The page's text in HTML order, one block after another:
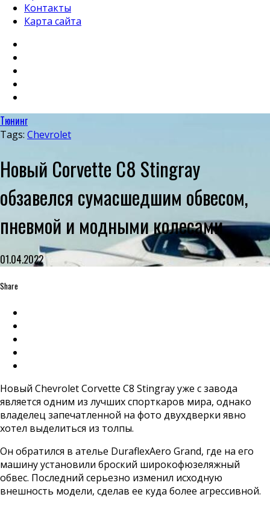
Контакты
Карта сайта
Тюнинг
Tags: Chevrolet
Новый Corvette C8 Stingray
обзавелся сумасшедшим обвесом,
пневмой и модными колесами
01.04.2022
Share
Новый Chevrolet Corvette C8 Stingray уже с завода
является одним из лучших спорткаров мира, однако
владелец запечатленной на фото двухдверки явно
хотел выделиться из толпы.
Он обратился в ателье DuraflexAero Grand, где на его
машину установили броский широкофюзеляжный
обвес. Последний серьезно изменил исходную
внешность модели, сделав ее куда более агрессивной.